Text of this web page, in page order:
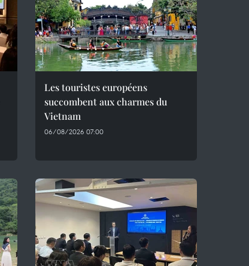
Les touristes européens
succombent aux charmes du
Vietnam
06/08/2026 07:00